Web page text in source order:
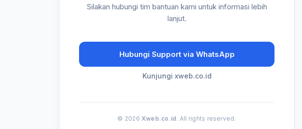
Silakan hubungi tim bantuan kami untuk informasi lebih
lanjut.
Hubungi Support via WhatsApp
Kunjungi xweb.co.id
© 2026 Xweb.co.id. All rights reserved.